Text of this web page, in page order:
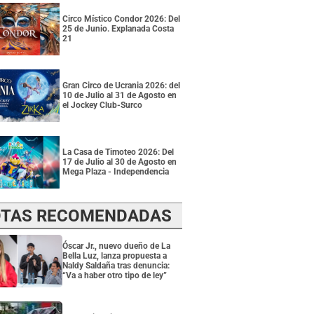
Circo Místico Condor 2026: Del
25 de Junio. Explanada Costa
21
Gran Circo de Ucrania 2026: del
10 de Julio al 31 de Agosto en
el Jockey Club-Surco
La Casa de Timoteo 2026: Del
17 de Julio al 30 de Agosto en
Mega Plaza - Independencia
RECOMENDADAS
Óscar Jr., nuevo dueño de La
Bella Luz, lanza propuesta a
Naldy Saldaña tras denuncia:
“Va a haber otro tipo de ley”